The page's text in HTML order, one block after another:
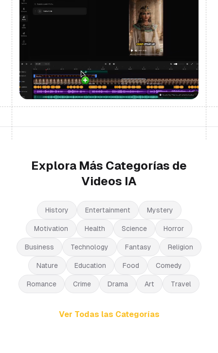
Explora Más Categorías de
Videos IA
History Entertainment Mystery
Motivation Health Science Horror
Business Technology Fantasy Religion
Nature Education Food Comedy
Romance Crime Drama Art Travel
Ver Todas las Categorías